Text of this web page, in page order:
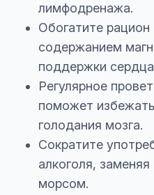
лимфодренажа.
Обогатите
содержанием
поддержки
Регулярное
поможет
голодания мозга.
Сократите
алкоголя,
морсом.